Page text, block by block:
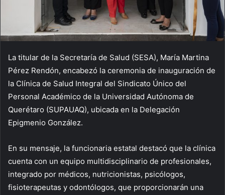
La titular de la Secretaría de Salud (SESA), María Martina
Pérez Rendón, encabezó la ceremonia de inauguración de
la Clínica de Salud Integral del Sindicato Único del
Personal Académico de la Universidad Autónoma de
Querétaro (SUPAUAQ), ubicada en la Delegación
Epigmenio González.
En su mensaje, la funcionaria estatal destacó que la clínica
cuenta con un equipo multidisciplinario de profesionales,
integrado por médicos, nutricionistas, psicólogos,
fisioterapeutas y odontólogos, que proporcionarán una